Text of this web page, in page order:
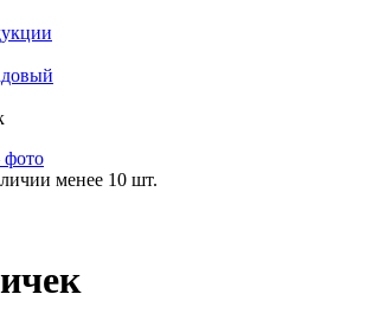
менее 10 шт.